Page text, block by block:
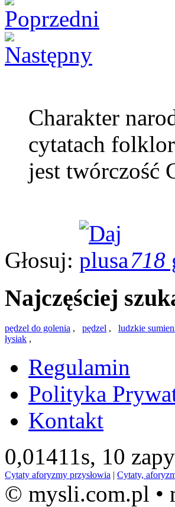
Charakter
cytatach
jest twórczość
Głosuj: 718
Najczęściej
pędzel do golenia , pędzel , ludzkie
łysiak ,
Regulamin
Polityka
Kontakt
0,01411s, 10
Cytaty aforyzmy przysłowia | Cytaty,
© mysli.com.pl •